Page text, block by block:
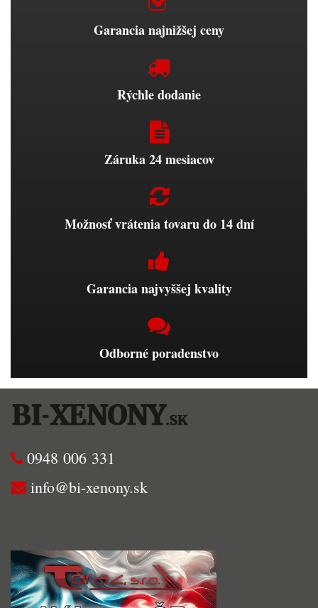
Garancia najnižšej ceny
Rýchle dodanie
Záruka 24 mesiacov
Možnosť vrátenia tovaru do 14 dní
Garancia najvyššej kvality
Odborné poradenstvo
0948 006 331
info@bi-xenony.sk